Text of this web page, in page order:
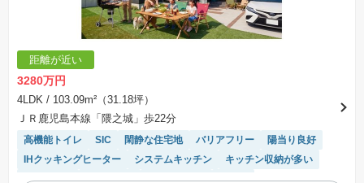
距離が近い
3280万円
4LDK / 103.09m²（31.18坪）
ＪＲ鹿児島本線「隈之城」歩22分
高機能トイレ SIC 閑静な住宅地 バリアフリー
陽当り良好
IHクッキングヒーター
システムキッチン
キッチン収納が多い
浴室乾燥機
オール電化 対面キッチン 食洗機